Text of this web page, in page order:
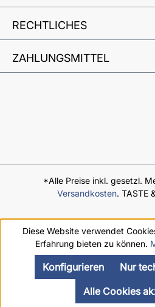
RECHTLICHES
ZAHLUNGSMITTEL
*Alle Preise inkl. gesetzl.
Versandkosten. TASTE
Diese Website verwendet
Erfahrung bieten zu können.
Nur
Konfigurieren
Alle Cookies